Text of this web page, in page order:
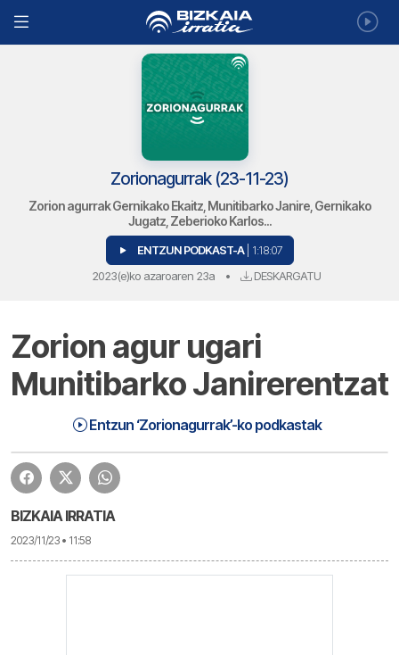
Zorionagurrak (23-11-23)
Zorion agurrak Gernikako Ekaitz, Munitibarko Janire, Gernikako
Jugatz, Zeberioko Karlos...
ENTZUN PODKAST-A | 1:18:07
2023(e)ko azaroaren 23a • DESKARGATU
Zorion agur ugari
Munitibarko Janirerentzat
Entzun ‘Zorionagurrak’-ko podkastak
1:18:07 Zorionagurrak (23-11-23) | Zorionagurrak
BIZKAIA IRRATIA
2023/11/23 • 11:58